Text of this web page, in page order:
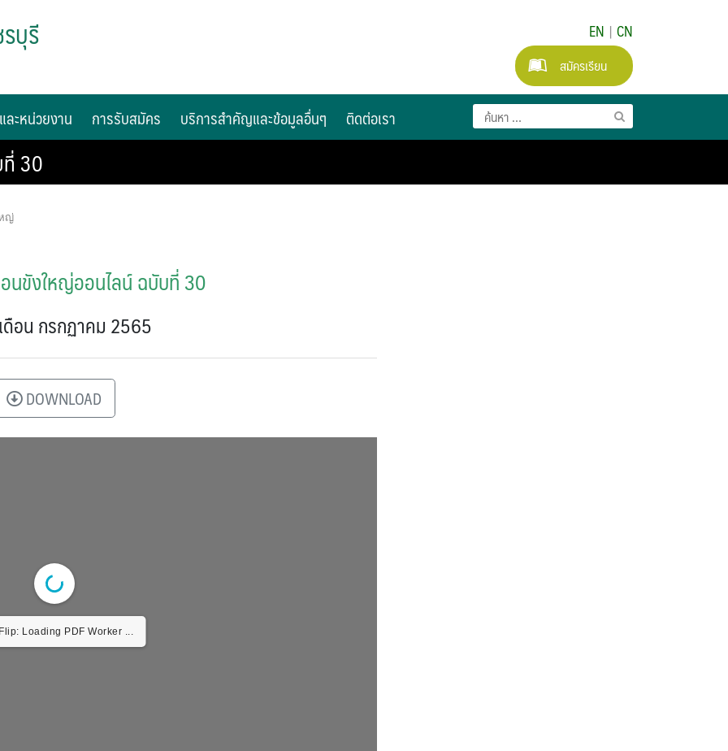
บุรี EN | CN
สมัครเรียน
ะหน่วยงาน การรับสมัคร บริการสำคัญและข้อมูลอื่นๆ ติดต่อเรา
30
ญ่
นขังใหญ่ออนไลน์ ฉบับที่ 30
ดือน กรกฏาคม 2565
DOWNLOAD
Loading PDF Worker ...